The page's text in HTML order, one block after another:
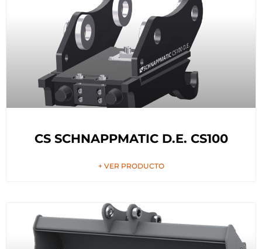
CS SCHNAPPMATIC D.E. CS100
+ VER PRODUCTO